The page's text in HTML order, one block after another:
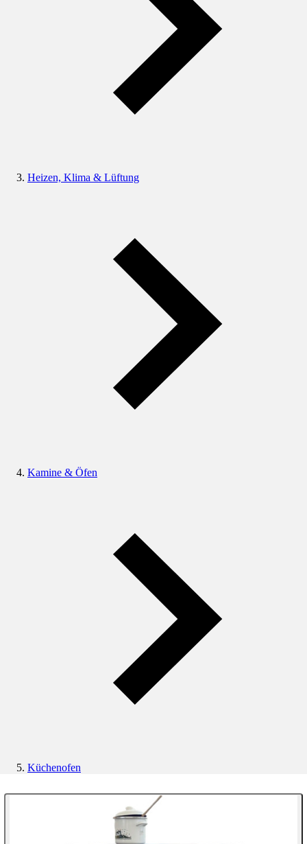
Heizen, Klima & Lüftung
Kamine & Öfen
Küchenofen